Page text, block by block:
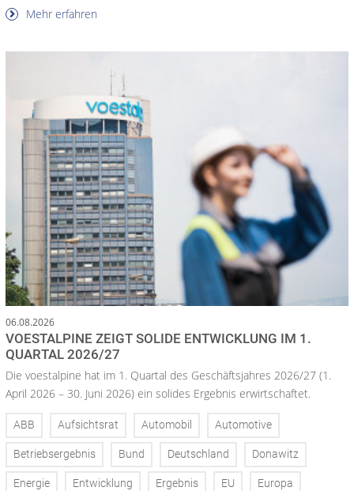
Mehr erfahren
06.08.2026
VOESTALPINE ZEIGT SOLIDE ENTWICKLUNG IM 1.
QUARTAL 2026/27
Die voestalpine hat im 1. Quartal des Geschäftsjahres 2026/27 (1.
April 2026 – 30. Juni 2026) ein solides Ergebnis erwirtschaftet.
ABB Aufsichtsrat Automobil Automotive
Betriebsergebnis Bund Deutschland Donawitz
Energie Entwicklung Ergebnis EU Europa